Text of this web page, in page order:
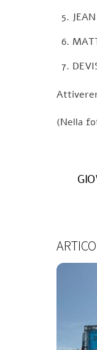
(Nella